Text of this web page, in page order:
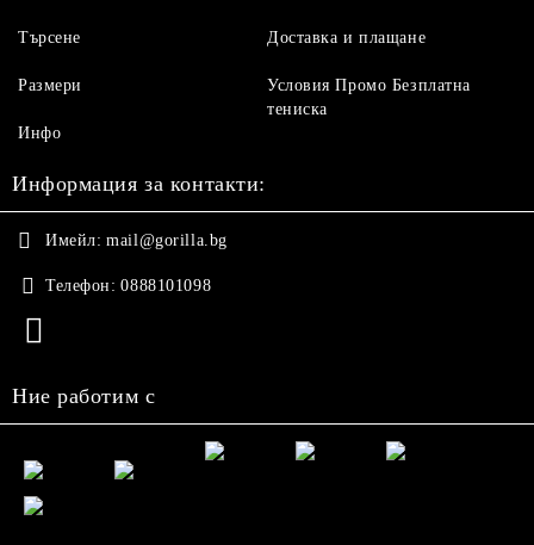
Търсене
Размери
Инфо
Доставка и плащане
Условия Промо Безплатна
тениска
Информация за контакти:
Имейл: mail@gorilla.bg
Телефон: 0888101098
Ние работим с